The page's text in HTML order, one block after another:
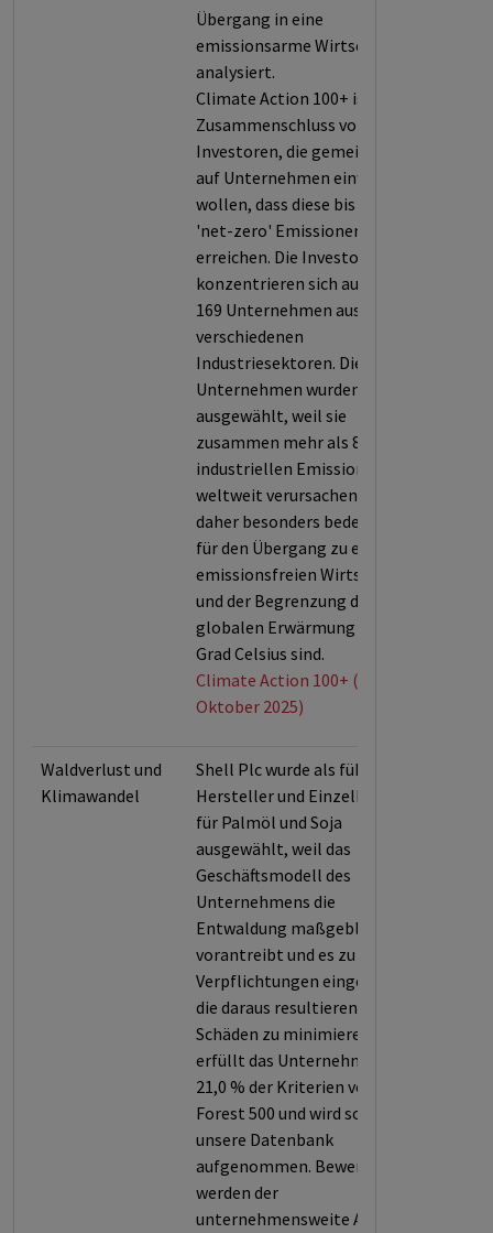
Übergang in eine
emissionsarme Wirtschaft
analysiert.
Climate Action 100+ ist ein
Zusammenschluss von
Investoren, die gemeinsam
auf Unternehmen einwirken
wollen, dass diese bis 2050
'net-zero' Emissionen
erreichen. Die Investoren
konzentrieren sich auf derzeit
169 Unternehmen aus
verschiedenen
Industriesektoren. Die
Unternehmen wurden
ausgewählt, weil sie
zusammen mehr als 80% der
industriellen Emissionen
weltweit verursachen und
daher besonders bedeutsam
für den Übergang zu einer
emissionsfreien Wirtschaft
und der Begrenzung der
globalen Erwärmung um 1,5
Grad Celsius sind.
Climate Action 100+ (Stand:
Oktober 2025)
Waldverlust und
Klimawandel
Shell Plc wurde als führender
Hersteller und Einzelhändler
für Palmöl und Soja
ausgewählt, weil das
Geschäftsmodell des
Unternehmens die
Entwaldung maßgeblich
vorantreibt und es zu geringe
Verpflichtungen eingeht, um
die daraus resultierenden
Schäden zu minimieren. So
erfüllt das Unternehmen nur
21,0 % der Kriterien von
Forest 500 und wird somit in
unsere Datenbank
aufgenommen. Bewertet
werden der
unternehmensweite Ansatz